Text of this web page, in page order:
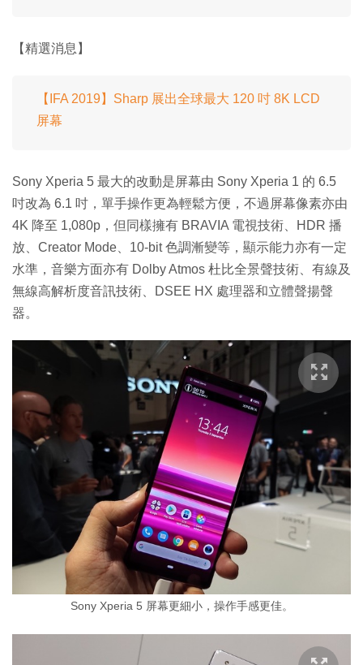
【精選消息】
【IFA 2019】Sharp 展出全球最大 120 吋 8K LCD
屏幕
Sony Xperia 5 最大的改動是屏幕由 Sony Xperia 1 的 6.5
吋改為 6.1 吋，單手操作更為輕鬆方便，不過屏幕像素亦由
4K 降至 1,080p，但同樣擁有 BRAVIA 電視技術、HDR 播
放、Creator Mode、10-bit 色調漸變等，顯示能力亦有一定
水準，音樂方面亦有 Dolby Atmos 杜比全景聲技術、有線及
無線高解析度音訊技術、DSEE HX 處理器和立體聲揚聲
器。
Sony Xperia 5 屏幕更細小，操作手感更佳。